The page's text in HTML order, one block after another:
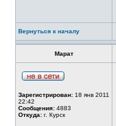
Вернуться к началу
Марат
Зарегистрирован: 18 янв 2011
22:42
Сообщения: 4883
Откуда: г. Курск